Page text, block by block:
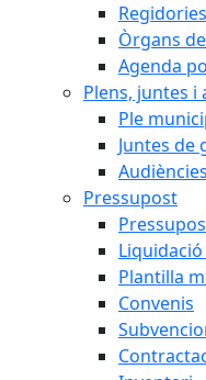
Òrgans
Agenda
Plens, juntes i
Ple
Juntes de
Pressupost
Plantilla
Convenis